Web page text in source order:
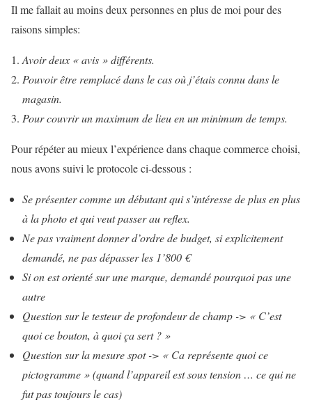
Il me fallait au moins deux personnes en plus de moi pour des
raisons simples:
Avoir deux « avis » différents.
Pouvoir être remplacé dans le cas où j’étais connu dans le
magasin.
Pour couvrir un maximum de lieu en un minimum de temps.
Pour répéter au mieux l’expérience dans chaque commerce choisi,
nous avons suivi le protocole ci-dessous :
Se présenter comme un débutant qui s’intéresse de plus en plus
à la photo et qui veut passer au reflex.
Ne pas vraiment donner d’ordre de budget, si explicitement
demandé, ne pas dépasser les 1’800 €
Si on est orienté sur une marque, demandé pourquoi pas une
autre
Question sur le testeur de profondeur de champ -> « C’est
quoi ce bouton, à quoi ça sert ? »
Question sur la mesure spot -> « Ca représente quoi ce
pictogramme » (quand l’appareil est sous tension … ce qui ne
fut pas toujours le cas)